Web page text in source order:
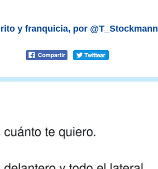
y franquicia, por @T_Stockmann